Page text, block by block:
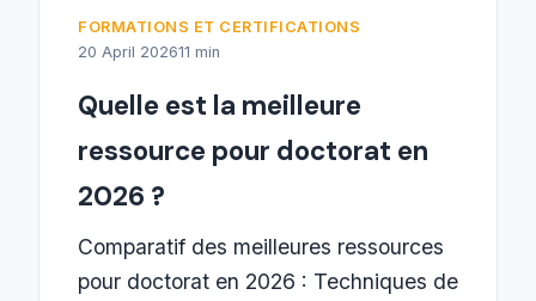
FORMATIONS ET CERTIFICATIONS
20 April 202611 min
Quelle est la meilleure
ressource pour doctorat en
2026 ?
Comparatif des meilleures ressources
pour doctorat en 2026 : Techniques de